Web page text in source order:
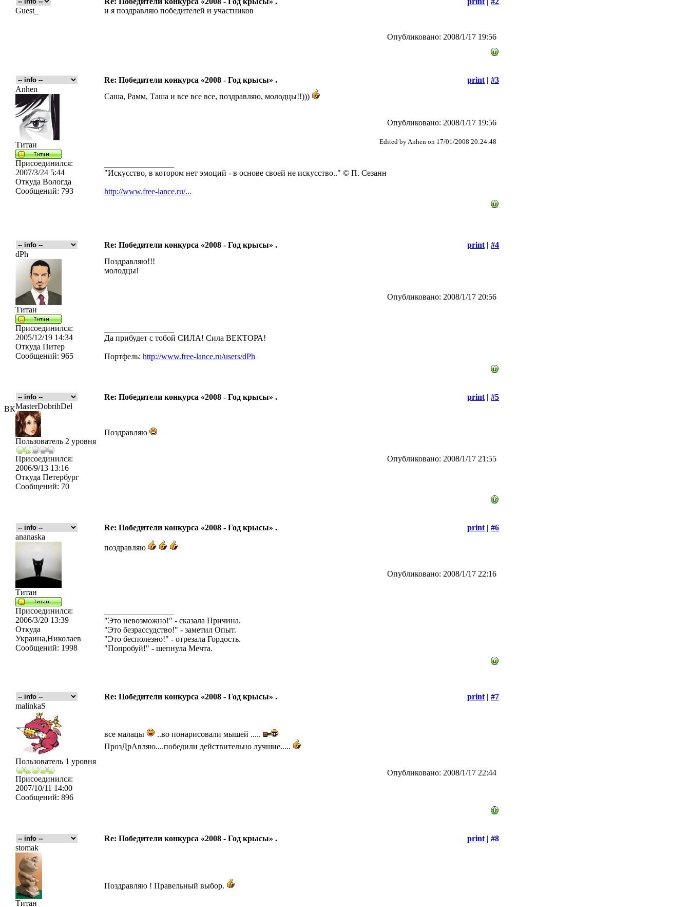
ВК
Guest_
и я поздравляю победителей и участников
Опубликовано: 2008/1/17 19:56
Re: Победители конкурса «2008 - Год крысы» . print | #3
Anhen
Титан
Присоединился:
2007/3/24 5:44
Откуда Вологда
Сообщений: 793
Саша, Рамм, Таша и все все все, поздравляю, молодцы!!)))
Опубликовано: 2008/1/17 19:56
Edited by Anhen on 17/01/2008 20:24:48
"Искусство, в котором нет эмоций - в основе своей не искусство.." © П. Сезанн
http://www.free-lance.ru/...
Re: Победители конкурса «2008 - Год крысы» . print | #4
dPh
Титан
Присоединился:
2005/12/19 14:34
Откуда Питер
Сообщений: 965
Поздравляю!!!
молодцы!
Опубликовано: 2008/1/17 20:56
Да прибудет с тобой CИЛА! Сила ВЕКТОРА!
Портфель: http://www.free-lance.ru/users/dPh
Re: Победители конкурса «2008 - Год крысы» . print | #5
MasterDobrihDel
Пользователь 2 уровня
Присоединился:
2006/9/13 13:16
Откуда Петербург
Сообщений: 70
Поздравляю
Опубликовано: 2008/1/17 21:55
Re: Победители конкурса «2008 - Год крысы» . print | #6
ananaska
Титан
Присоединился:
2006/3/20 13:39
Откуда
Украина,Николаев
Сообщений: 1998
поздравляю
Опубликовано: 2008/1/17 22:16
"Это невозможно!" - сказала Причина.
"Это безрассудство!" - заметил Опыт.
"Это бесполезно!" - отрезала Гордость.
"Попробуй!" - шепнула Мечта.
Re: Победители конкурса «2008 - Год крысы» . print | #7
malinkaS
Пользователь 1 уровня
Присоединился:
2007/10/11 14:00
Сообщений: 896
все малацы
..во понарисовали мышей .....
ПрозДрАвляю....победили действительно лучшие.....
Опубликовано: 2008/1/17 22:44
Re: Победители конкурса «2008 - Год крысы» . print | #8
stomak
Титан
Поздравляю ! Правельный выбор.